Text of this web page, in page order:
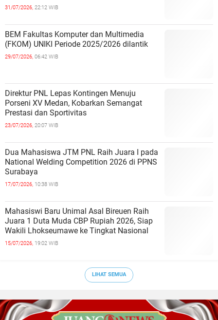
31/07/2026, 22:12 WIB
BEM Fakultas Komputer dan Multimedia
(FKOM) UNIKI Periode 2025/2026 dilantik
29/07/2026, 06:42 WIB
Direktur PNL Lepas Kontingen Menuju
Porseni XV Medan, Kobarkan Semangat
Prestasi dan Sportivitas
23/07/2026, 20:07 WIB
Dua Mahasiswa JTM PNL Raih Juara I pada
National Welding Competition 2026 di PPNS
Surabaya
17/07/2026, 10:38 WIB
Mahasiswi Baru Unimal Asal Bireuen Raih
Juara 1 Duta Muda CBP Rupiah 2026, Siap
Wakili Lhokseumawe ke Tingkat Nasional
15/07/2026, 19:02 WIB
LIHAT SEMUA